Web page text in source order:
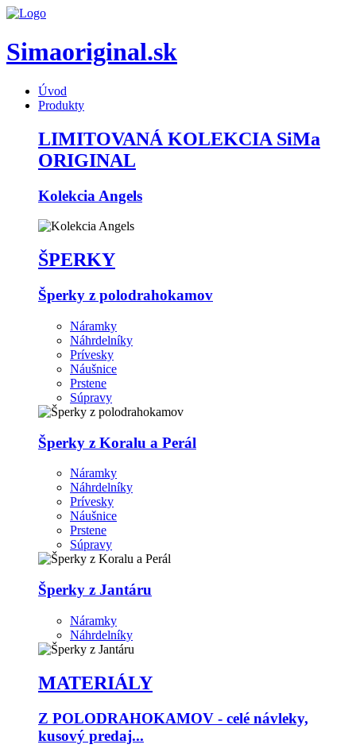
Simaoriginal.sk
Úvod
Produkty
LIMITOVANÁ KOLEKCIA SiMa
ORIGINAL
Kolekcia Angels
ŠPERKY
Šperky z polodrahokamov
Náramky
Náhrdelníky
Prívesky
Náušnice
Prstene
Súpravy
Šperky z Koralu a Perál
Náramky
Náhrdelníky
Prívesky
Náušnice
Prstene
Súpravy
Šperky z Jantáru
Náramky
Náhrdelníky
MATERIÁLY
Z POLODRAHOKAMOV - celé návleky,
kusový predaj...